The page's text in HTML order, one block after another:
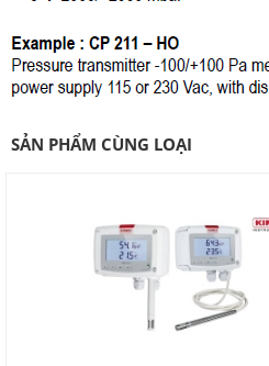
SẢN PHẨM CÙNG LOẠI